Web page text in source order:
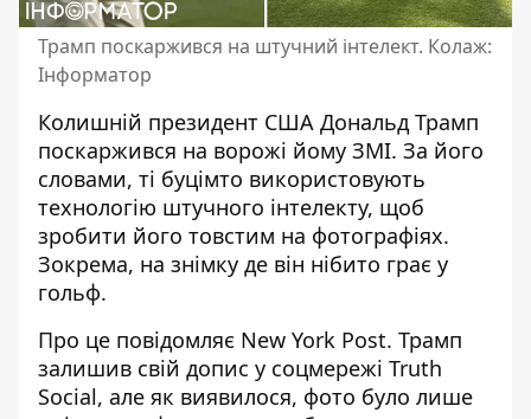
Трамп поскаржився на штучний інтелект. Колаж:
Інформатор
Колишній президент США Дональд Трамп
поскаржився на ворожі йому ЗМІ. За його
словами, ті буцімто використовують
технологію штучного інтелекту, щоб
зробити його товстим на фотографіях.
Зокрема, на знімку де він нібито грає у
гольф.
Про це повідомляє New York Post. Трамп
залишив свій допис у соцмережі Truth
Social, але як виявилося, фото було лише